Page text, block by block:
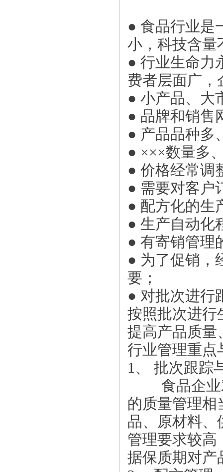
● 食品行业是
小，科技含量
● 行业生命力
费者层面广，
● 小产品、大
● 品牌和销售
● 产品品种多
● ×××数量多
● 价格经常调
● 需要对客户
● 配方化的生
● 生产自动化
● 有寄销管理
● 为了促销，
要；
● 对批次进行
按照批次进行
提高产品质量
行业管理重点
1、 批次跟踪
食品企业对
的质量管理相
品、原材料、
管理要求较高
据保质期对产